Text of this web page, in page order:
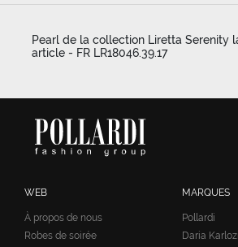
Pearl de la collection Liretta Serenity
article - FR LR18046.39.17
WEB
À propos de nous
Robes de soirée
MARQUES
Pollardi
Daria Karlozi